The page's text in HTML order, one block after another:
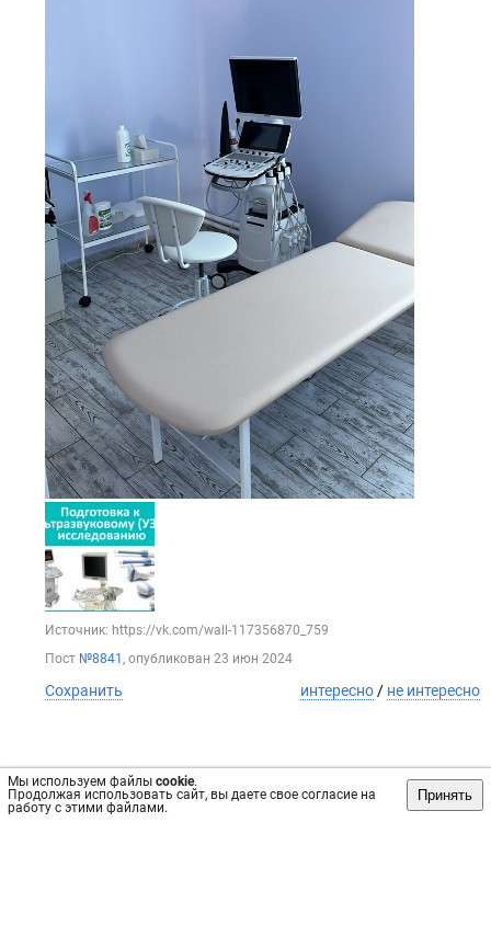
Мы используем файлы cookie.
Продолжая использовать сайт, вы даете свое согласие на
работу с этими файлами.
Принять
Источник: https://vk.com/wall-117356870_759
Пост №8841 , опубликован 23 июн 2024
Сохранить интересно / не интересно